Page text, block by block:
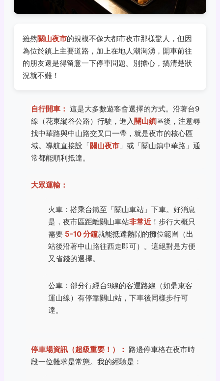
雖然關山夜市的規模不像大都市夜市那樣驚人，但因
為位於鎮上主要道路，加上在地人潮洶湧，開車前往
的朋友還是得留意一下停車問題。別擔心，搞清楚狀
況就不難！
自行開車： 這是大多數遊客會選擇的方式。沿著台9
線（花東縱谷公路）行駛，進入 關山鎮區後，注意尋
找中華路與中山路交叉口一帶，就是夜市的核心區
域。導航直接設「關山夜市 」或「關山鎮中華路」通
常都能順利抵達。
大眾運輸：
火車：搭乘台鐵至「關山車站」下車。好消息
是，夜市區距離關山車站非常近 ！步行大概只
需要 5-10 分鐘就能抵達熱鬧的攤位範圍（出
站後沿著中山路往西走即可）。這絕對是方便
又省錢的選擇。
公車：部分行經台9線的客運路線（如鼎東客
運山線）有停靠關山站，下車後同樣步行可
達。
停車場資訊（超級重要！）： 路邊停車格在夜市時
段一位難求是常態。我的經驗是：